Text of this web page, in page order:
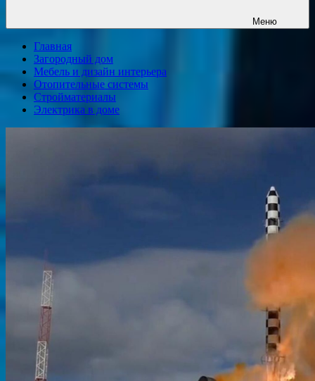
Меню
Главная
Загородный дом
Мебель и дизайн интерьера
Отопительные системы
Стройматериалы
Электрика в доме